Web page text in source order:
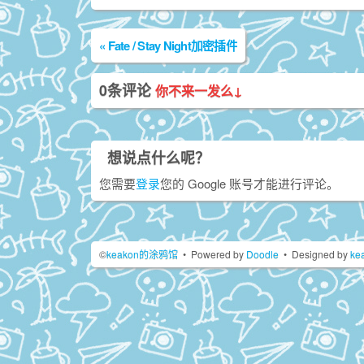
« Fate / Stay Night加密插件
0条评论你不来一发么↓
想说点什么呢？
您需要登录您的 Google 账号才能进行评论。
©keakon的涂鸦馆 • Powered by Doodle • Designed by